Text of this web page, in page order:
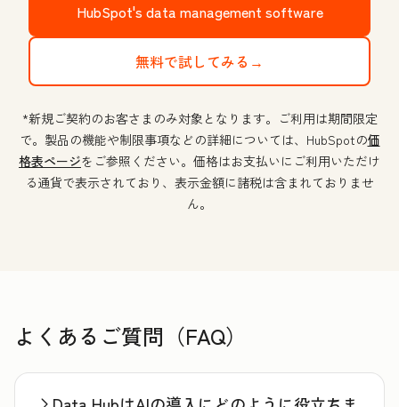
HubSpot's data management software
無料で試してみる→
*新規ご契約のお客さまのみ対象となります。ご利用は期間限定
で。製品の機能や制限事項などの詳細については、HubSpotの価
格表ページをご参照ください。価格はお支払いにご利用いただけ
る通貨で表示されており、表示金額に諸税は含まれておりませ
ん。
よくあるご質問（FAQ）